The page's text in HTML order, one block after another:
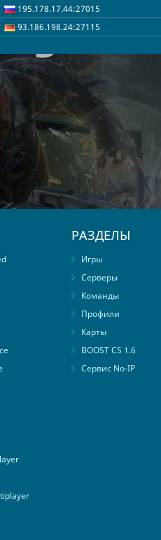
195.178.17.44:27015
93.186.198.24:27115
РАЗДЕЛЫ
Игры
Серверы
Команды
Профили
Карты
BOOST CS 1.6
Сервис No-IP